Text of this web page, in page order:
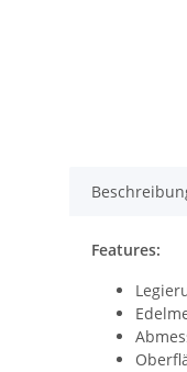
Features: